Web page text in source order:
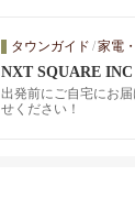
タウンガイド /家電
NXT SQUARE INC
出発前にご自宅にお
せください！